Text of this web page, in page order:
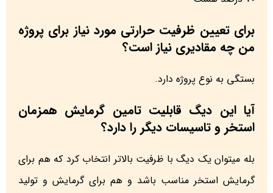
برای تعیین ظرفیت حرارتی مورد نیاز برای پروژه
من چه مقادیری نیاز است؟
بستگی به نوع پروژه دارد.
آیا این دیگ قابلیت تامین گرمایش همزمان
استخر و تاسیسات دیگر را دارد؟
بله میتوان یک دیگ با ظرفیت بالاتر انتخاب کرد که هم برای
گرمایش استخر مناسب باشد و هم برای گرمایش و تولید